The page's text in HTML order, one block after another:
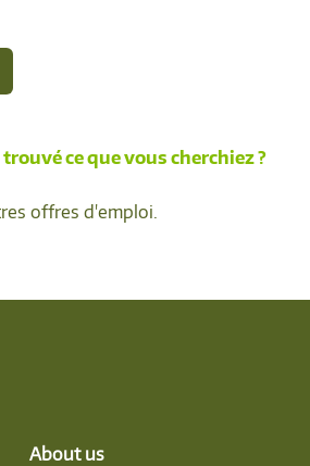
ce que vous cherchiez ?
offres d'emploi.
About us